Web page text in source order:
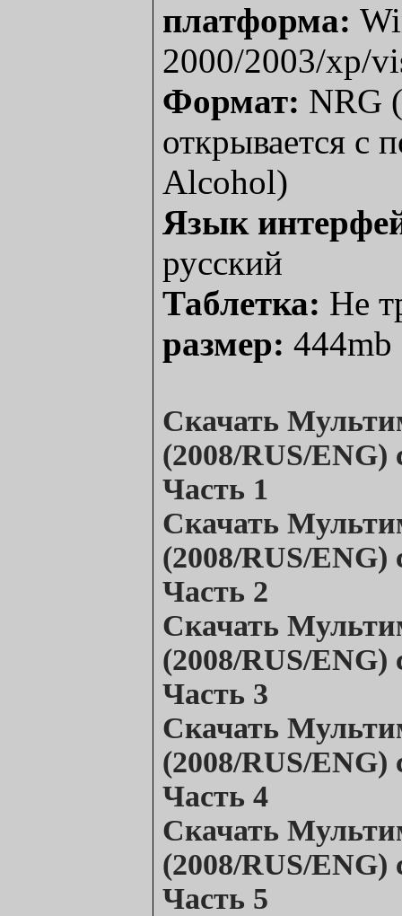
платформа:
2000/2003/xp/
Формат: NRG
открывается с
Alcohol)
Язык
русский
Таблетка: Не
размер: 444mb
Скачать
(2008/RUS/ENG)
Часть 1
Скачать
(2008/RUS/ENG)
Часть 2
Скачать
(2008/RUS/ENG)
Часть 3
Скачать
(2008/RUS/ENG)
Часть 4
Скачать
(2008/RUS/ENG)
Часть 5